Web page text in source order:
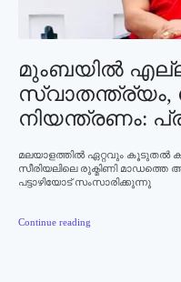
മുംബയില്‍
സ്വാതന്ത്ര്യം,
നിയന്ത്രണം:
മലയാളത്തില്‍ ഏറ്റവും കൂടുതല്‍
സീരിയലിലെ രുക്മിണി മാഡത്തെ
പട്ടാഴിയോട് സംസാരിക്കുന്നു
Continue reading